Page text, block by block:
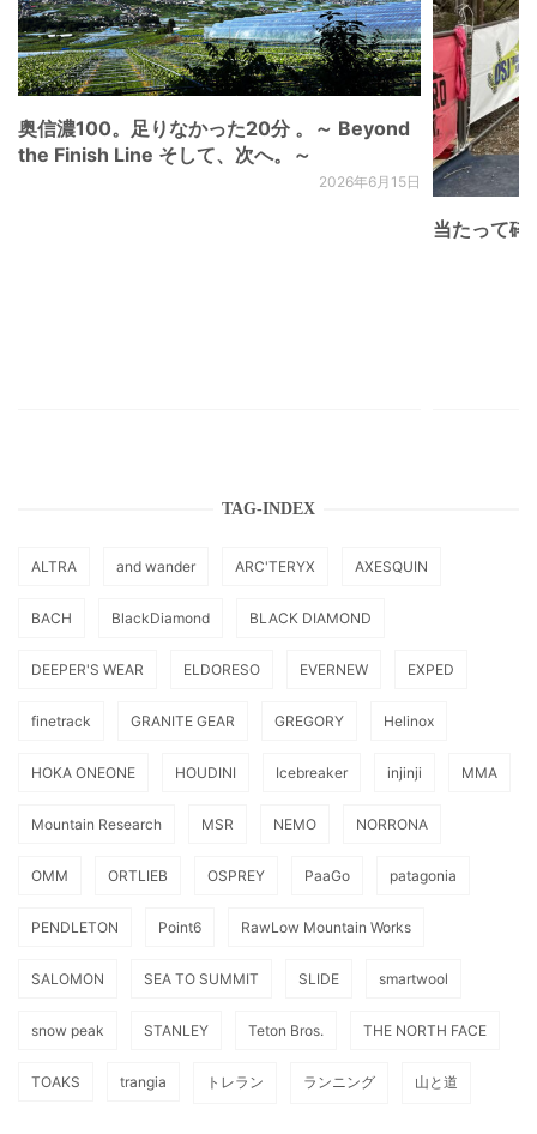
奥信濃100。足りなかった20分 。～ Beyond
the Finish Line そして、次へ。～
2026年6月15日
当たって砕
TAG-INDEX
ALTRA and wander ARC'TERYX AXESQUIN
BACH BlackDiamond BLACK DIAMOND
DEEPER'S WEAR ELDORESO EVERNEW EXPED
finetrack GRANITE GEAR GREGORY Helinox
HOKA ONEONE HOUDINI Icebreaker injinji MMA
Mountain Research MSR NEMO NORRONA
OMM ORTLIEB OSPREY PaaGo patagonia
PENDLETON Point6 RawLow Mountain Works
SALOMON SEA TO SUMMIT SLIDE smartwool
snow peak STANLEY Teton Bros. THE NORTH FACE
TOAKS trangia トレラン ランニング 山と道